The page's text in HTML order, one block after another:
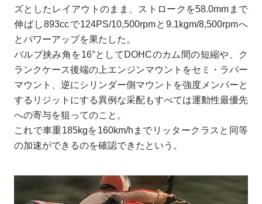
ズとしたレイアウトのまま、ストロークを58.0mmまで
伸ばし893ccで124PS/10,500rpmと9.1kgm/8,500rpmへ
とパワーアップを果たした。
バルブ挟み角を16°としてDOHCのカム間の短縮や、ク
ランクケース後端の上エンジンマウントをセミ・ラバー
マウント、逆にシリンダー側マウントを強度メンバーと
するリジットにする異例な采配もすべては運動性最優先
への寄与を狙ってのこと。
これで車重185kgを160km/hまでリッタークラスと同等
の加速ができるのを確認できたという。